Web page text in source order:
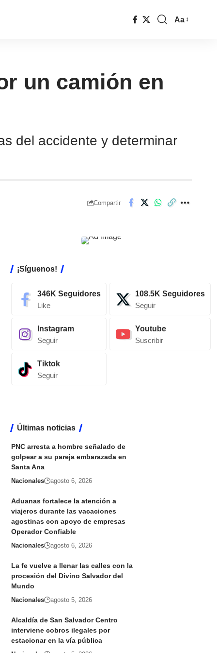
Aa
un camión en
del accidente y determinar
Compartir
¡Síguenos!
346K Seguidores
Like
108.5K Seguidores
Seguir
Instagram
Seguir
Youtube
Suscribir
Tiktok
Seguir
Últimas noticias
PNC arresta a hombre señalado de
golpear a su pareja embarazada en
Santa Ana
Nacionales agosto 6, 2026
Aduanas fortalece la atención a
viajeros durante las vacaciones
agostinas con apoyo de empresas
Operador Confiable
Nacionales agosto 6, 2026
La fe vuelve a llenar las calles con la
procesión del Divino Salvador del
Mundo
Nacionales agosto 5, 2026
Alcaldía de San Salvador Centro
interviene cobros ilegales por
estacionar en la vía pública